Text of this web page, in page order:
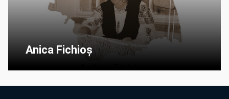
Anica Fichioș